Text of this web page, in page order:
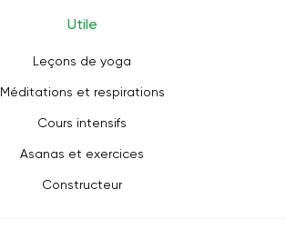
Utile
Leçons de yoga
Méditations et respirations
Cours intensifs
Asanas et exercices
Constructeur